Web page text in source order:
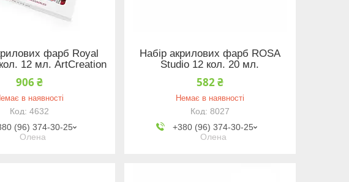
фарб Royal
12 мл. ArtCreation
906 ₴
в наявності
4632
(96) 374-30-25
Олена
Набір акрилових фарб ROSA
Studio 12 кол. 20 мл.
582 ₴
Немає в наявності
8027
+380 (96) 374-30-25
Олена